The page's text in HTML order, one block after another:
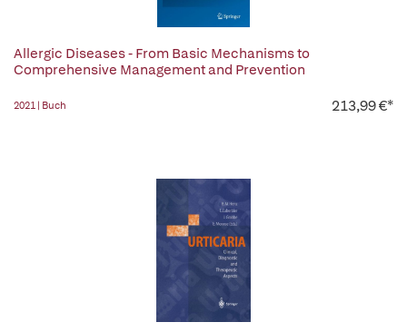
Allergic Diseases - From Basic Mechanisms to
Comprehensive Management and Prevention
2021 | Buch 213,99 €*